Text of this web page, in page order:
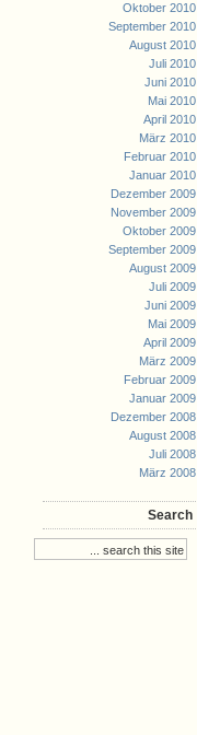
Oktober 2010
September 2010
August 2010
Juli 2010
Juni 2010
Mai 2010
April 2010
März 2010
Februar 2010
Januar 2010
Dezember 2009
November 2009
Oktober 2009
September 2009
August 2009
Juli 2009
Juni 2009
Mai 2009
April 2009
März 2009
Februar 2009
Januar 2009
Dezember 2008
August 2008
Juli 2008
März 2008
Search